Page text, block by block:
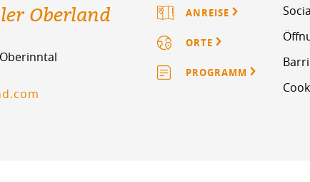
Oberland ANREISE
ORTE
PROGRAMM